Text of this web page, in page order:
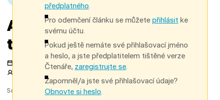
Akord – časopis katolické
tradice
Publikováno 27. 5. 2026
Aktualizováno 20. 5. 2026
Sdílet:
předplatného
Pro odemčení článku se můžete přihlásit ke
svému účtu.
Pokud ještě nemáte své přihlašovací jméno
a heslo, a jste předplatitelem tištěné verze
Čtenáře, zaregistrujte se.
Zapomněl/a jste své přihlašovací údaje?
Obnovte si heslo.